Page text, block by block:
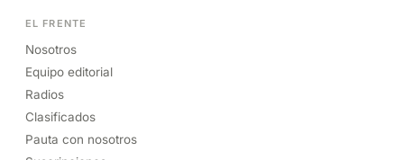
EL FRENTE
Nosotros
Equipo editorial
Radios
Clasificados
Pauta con nosotros